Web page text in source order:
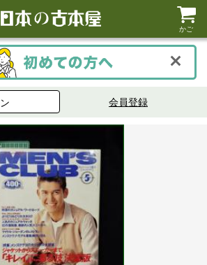
かご
会員登録